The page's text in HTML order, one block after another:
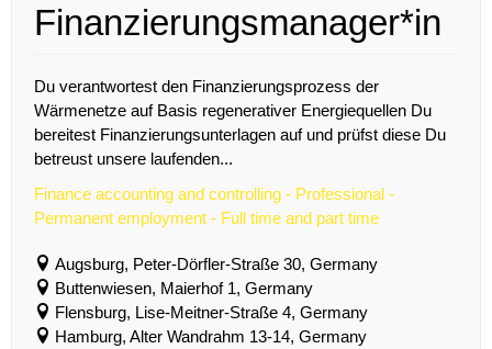
Finanzierungsmanager*in
Du verantwortest den Finanzierungsprozess der
Wärmenetze auf Basis regenerativer Energiequellen Du
bereitest Finanzierungsunterlagen auf und prüfst diese Du
betreust unsere laufenden...
Finance accounting and controlling - Professional -
Permanent employment - Full time and part time
Augsburg, Peter-Dörfler-Straße 30, Germany
Buttenwiesen, Maierhof 1, Germany
Flensburg, Lise-Meitner-Straße 4, Germany
Hamburg, Alter Wandrahm 13-14, Germany